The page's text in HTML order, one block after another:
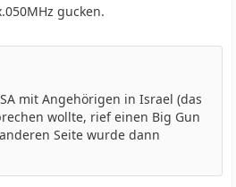
gucken.
mit Angehörigen in Israel (das
wollte, rief einen Big Gun
Seite wurde dann